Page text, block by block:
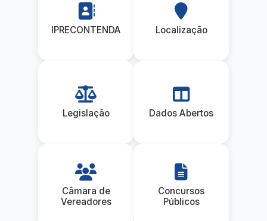
IPRECONTENDA Localização
Legislação Dados Abertos
Câmara de
Vereadores
Concursos
Públicos